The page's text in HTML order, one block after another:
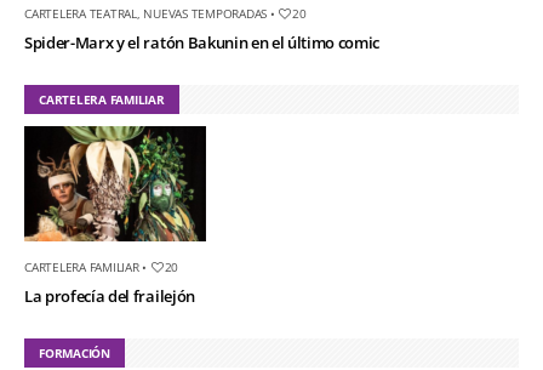
CARTELERA TEATRAL NUEVAS TEMPORADAS • 20
Spider-Marx y el ratón Bakunin en el último comic
CARTELERA FAMILIAR
CARTELERA FAMILIAR• 20
La profecía del frailejón
FORMACIÓN